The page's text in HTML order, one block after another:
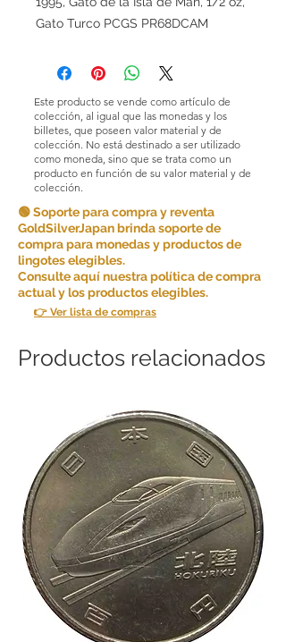
Gato Turco PCGS PR68DCAM
Este producto se vende como artículo de
colección, al igual que las monedas y los
billetes, que poseen valor material y de
colección. No está destinado a ser utilizado
como moneda, sino que se trata como un
producto en función de su valor material y de
colección.
🟢 Soporte para compra y reventa
GoldSilverJapan brinda soporte de
compra para monedas y productos de
lingotes elegibles.
Consulte aquí nuestra política de compra
actual y los productos elegibles.
👉 Ver lista de compras
Productos relacionados